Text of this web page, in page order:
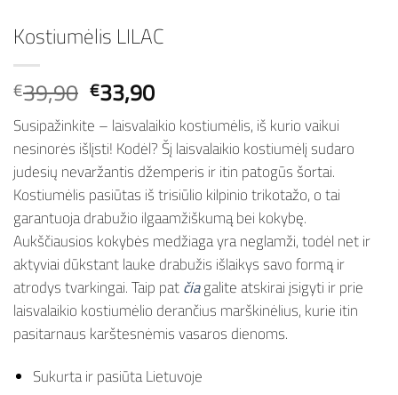
Kostiumėlis LILAC
€39,90 Original
price
was:
€39,90.
€33,90Current
price
is:
€33,90.
Susipažinkite – laisvalaikio kostiumėlis, iš kurio vaikui
nesinorės išlįsti! Kodėl? Šį laisvalaikio kostiumėlį sudaro
judesių nevaržantis džemperis ir itin patogūs šortai.
Kostiumėlis pasiūtas iš trisiūlio kilpinio trikotažo, o tai
garantuoja drabužio ilgaamžiškumą bei kokybę.
Aukščiausios kokybės medžiaga yra neglamži, todėl net ir
aktyviai dūkstant lauke drabužis išlaikys savo formą ir
atrodys tvarkingai. Taip pat čiagalite atskirai įsigyti ir prie
laisvalaikio kostiumėlio derančius marškinėlius, kurie itin
pasitarnaus karštesnėmis vasaros dienoms.
Sukurta ir pasiūta Lietuvoje